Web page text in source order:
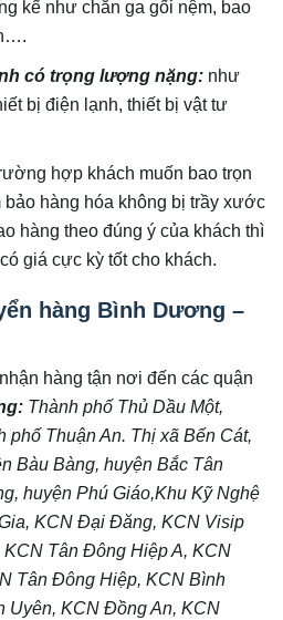
kể như chăn ga gối nệm, bao
có trọng lượng nặng: như
bị điện lạnh, thiết bị vật tư
hợp khách muốn bao trọn
bảo hàng hóa không bị trầy xước
hàng theo đúng ý của khách thì
giá cực kỳ tốt cho khách.
hàng Bình Dương –
hàng tận nơi đến các quận
Thành phố Thủ Dầu Một,
phố Thuận An. Thị xã Bến Cát,
Bàu Bàng, huyện Bắc Tân
huyện Phú Giáo,Khu Kỹ Nghệ
KCN Đại Đăng, KCN Visip
Tân Đông Hiệp A, KCN
Tân Đông Hiệp, KCN Bình
Uyên, KCN Đồng An, KCN